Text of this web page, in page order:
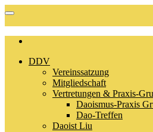
DDV
Vereinssatzung
Mitgliedschaft
Vertretungen & Praxis-
Daoismus-Praxis
Dao-Treffen
Daoist Liu